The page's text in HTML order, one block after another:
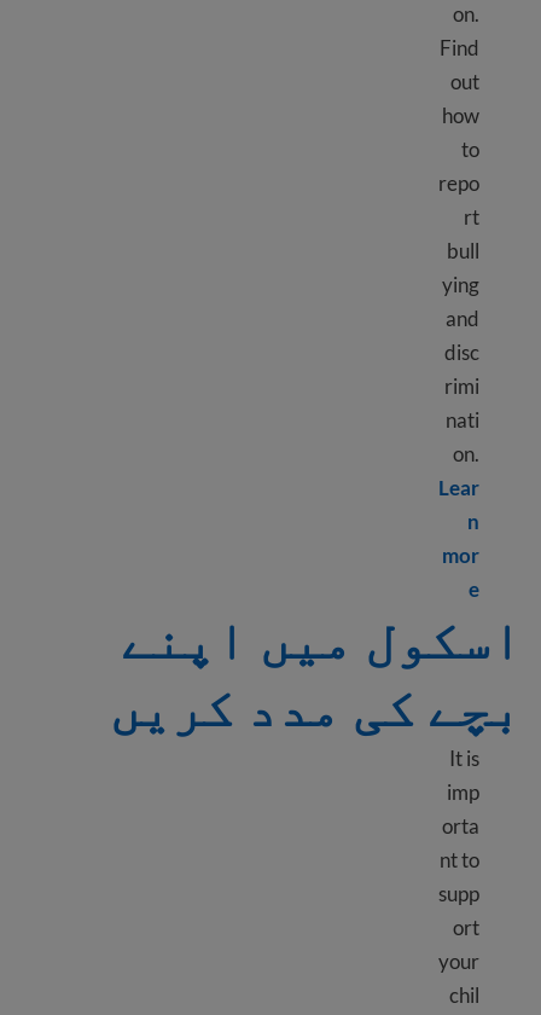
on.
Find
out
how
to
repo
rt
bull
ying
and
disc
rimi
nati
on.
Lear
n
mor
e
Learn more about Education law and rights
اسکول میں اپنے
بچے کی مدد کریں
It is
imp
orta
nt to
supp
ort
your
chil